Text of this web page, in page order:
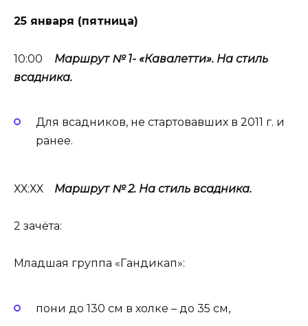
25 января (пятница)
10:00
Маршрут № 1- «Кавалетти». На стиль
всадника.
Для всадников, не стартовавших в 2011 г. и
ранее.
ХХ:ХХ Маршрут № 2. На стиль всадника.
2 зачёта:
Младшая группа «Гандикап»:
пони до 130 см в холке – до 35 см,